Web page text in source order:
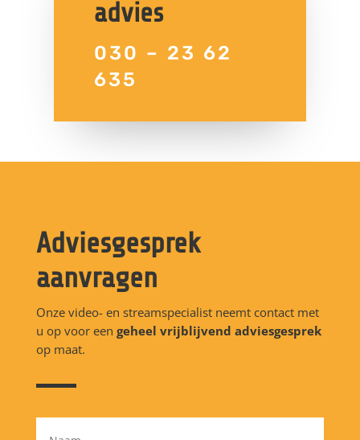
advies
030 – 23 62
635
Adviesgesprek
aanvragen
Onze video- en streamspecialist neemt contact met
u op voor een geheel vrijblijvend adviesgesprek
op maat.